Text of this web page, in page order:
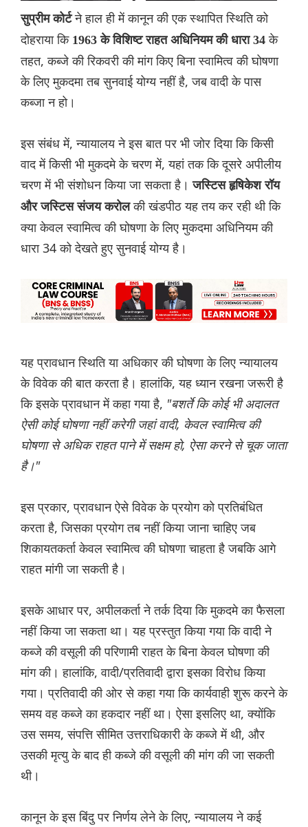
सुप्रीम कोर्टने हाल ही में कानून की एक स्थापित स्थिति को
दोहराया कि 1963 के विशिष्ट राहत अधिनियम की धारा 34के
तहत, कब्जे की रिकवरी की मांग किए बिना स्वामित्व की घोषणा
के लिए मुकदमा तब सुनवाई योग्य नहीं है, जब वादी के पास
कब्जा न हो।
इस संबंध में, न्यायालय ने इस बात पर भी जोर दिया कि किसी
वाद में किसी भी मुकदमे के चरण में, यहां तक कि दूसरे अपीलीय
चरण में भी संशोधन किया जा सकता है।जस्टिस हृषिकेश रॉय
और जस्टिस संजय करोलकी खंडपीठ यह तय कर रही थी कि
क्या केवल स्वामित्व की घोषणा के लिए मुकदमा अधिनियम की
धारा 34 को देखते हुए सुनवाई योग्य है।
यह प्रावधान स्थिति या अधिकार की घोषणा के लिए न्यायालय
के विवेक की बात करता है। हालांकि, यह ध्यान रखना जरूरी है
कि इसके प्रावधान में कहा गया है, "बशर्ते कि कोई भी अदालत
ऐसी कोई घोषणा नहीं करेगी जहां वादी, केवल स्वामित्व की
घोषणा से अधिक राहत पाने में सक्षम हो, ऐसा करने से चूक जाता
है।"
इस प्रकार, प्रावधान ऐसे विवेक के प्रयोग को प्रतिबंधित
करता है, जिसका प्रयोग तब नहीं किया जाना चाहिए जब
शिकायतकर्ता केवल स्वामित्व की घोषणा चाहता है जबकि आगे
राहत मांगी जा सकती है।
इसके आधार पर, अपीलकर्ता ने तर्क दिया कि मुकदमे का फैसला
नहीं किया जा सकता था। यह प्रस्तुत किया गया कि वादी ने
कब्जे की वसूली की परिणामी राहत के बिना केवल घोषणा की
मांग की। हालांकि, वादी/प्रतिवादी द्वारा इसका विरोध किया
गया। प्रतिवादी की ओर से कहा गया कि कार्यवाही शुरू करने के
समय वह कब्जे का हकदार नहीं था। ऐसा इसलिए था, क्योंकि
उस समय, संपत्ति सीमित उत्तराधिकारी के कब्जे में थी, और
उसकी मृत्यु के बाद ही कब्जे की वसूली की मांग की जा सकती
थी।
कानून के इस बिंदु पर निर्णय लेने के लिए, न्यायालय ने कई